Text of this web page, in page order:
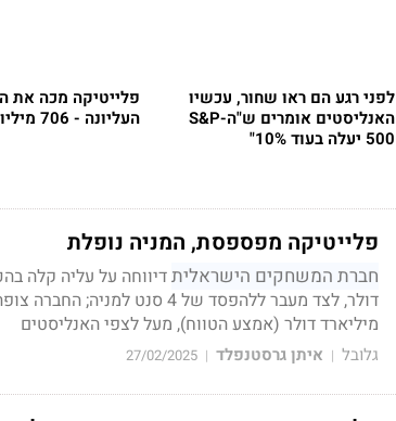
לפני רגע הם ראו שחור, עכשיו
האנליסטים אומרים ש"ה-S&P
500 יעלה בעוד 10%"
פלייטיקה מכה את
העליונה - 706 מיליון דולר
פלייטיקה מפספסת, המניה נופלת
חברת המשחקים הישראליתדיווחה על עליה קלה
דולר, לצד מעבר ללהפסד של 4 סנט למניה; החברה צופה כי תסיים את
מיליארד דולר (אמצע הטווח), מעל לצפי האנליסטים
גלובל | איתן גרסטנפלד |
27/02/2025